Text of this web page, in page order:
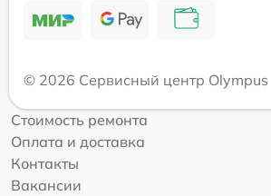
© 2026 Сервисный центр Olympus
Стоимость ремонта
Оплата и доставка
Контакты
Вакансии